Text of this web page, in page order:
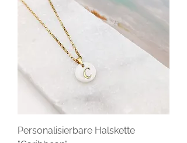
Personalisierbare Halskette